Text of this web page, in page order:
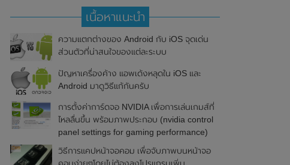
เนื้อหาแนะนำ
ความแตกต่างของ Android กับ iOS จุดเด่น
ส่วนตัวที่น่าสนใจของแต่ละระบบ
ปัญหาเครื่องค้าง แอพเด้งหลุดใน iOS และ
Android มาดูวิธีแก้กันครับ
การตั้งค่าการ์ดจอ NVIDIA เพื่อการเล่นเกมส์ที่
ไหลลื่นขึ้น พร้อมภาพประกอบ (nvidia control
panel settings for gaming performance)
วิธีการแคปหน้าจอคอม เพื่อจับภาพบนหน้าจอ